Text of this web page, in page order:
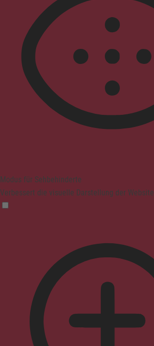
Modus für Sehbehinderte
Verbessert die visuelle Darstellung der Website